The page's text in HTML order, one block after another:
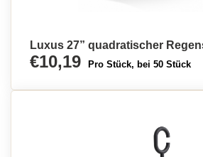
Luxus 27” quadratischer
€10,19 Pro Stück, bei 50 Stück